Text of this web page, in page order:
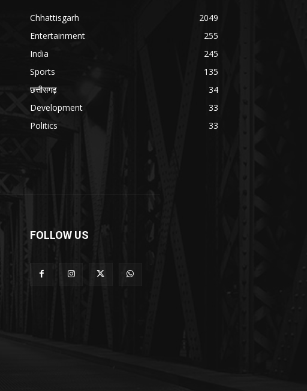
Chhattisgarh
2049
Entertainment
255
India
245
Sports
135
छत्तीसगढ़
34
Development
33
Politics
33
FOLLOW US